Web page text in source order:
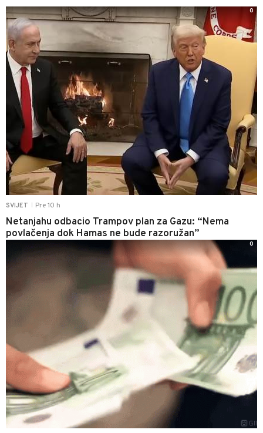
SVIJET Pre 10 h
Netanjahu odbacio Trampov plan za Gazu: “Nema
povlačenja dok Hamas ne bude razoružan”
0
0